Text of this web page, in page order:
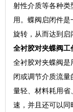
射性介质等各种
用。蝶阀启闭件
旋转，从而达到启
全衬胶对夹蝶阀工
全衬胶对夹蝶阀是
闭或调节介质流
量轻、材料耗用省
速，并且还可以同